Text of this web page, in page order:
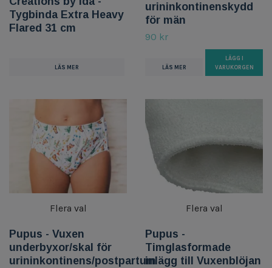
Tygbinda Extra Heavy
Flared 31 cm
LÄS MER
urininkontinenskydd
för män
90 kr
LÄS MER
LÄGG I
VARUKORGEN
Flera val
Pupus - Vuxen
underbyxor/skal för
urininkontinens/postpartum
Flera val
Pupus -
Timglasformade
inlägg till Vuxenblöjan